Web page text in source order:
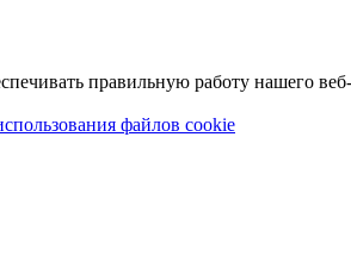
правильную работу нашего веб-
файлов cookie